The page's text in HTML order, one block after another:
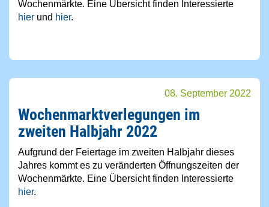
Wochenmärkte. Eine Übersicht finden Interessierte
hier und hier.
08. September 2022
Wochenmarktverlegungen im
zweiten Halbjahr 2022
Aufgrund der Feiertage im zweiten Halbjahr dieses
Jahres kommt es zu veränderten Öffnungszeiten der
Wochenmärkte. Eine Übersicht finden Interessierte
hier.